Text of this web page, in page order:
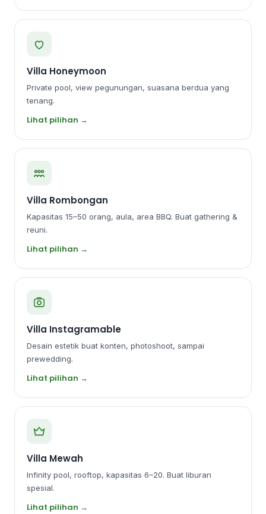
Villa Honeymoon
Private pool, view pegunungan, suasana berdua yang
tenang.
Lihat pilihan →
Villa Rombongan
Kapasitas 15–50 orang, aula, area BBQ. Buat gathering &
reuni.
Lihat pilihan →
Villa Instagramable
Desain estetik buat konten, photoshoot, sampai
prewedding.
Lihat pilihan →
Villa Mewah
Infinity pool, rooftop, kapasitas 6–20. Buat liburan
spesial.
Lihat pilihan →